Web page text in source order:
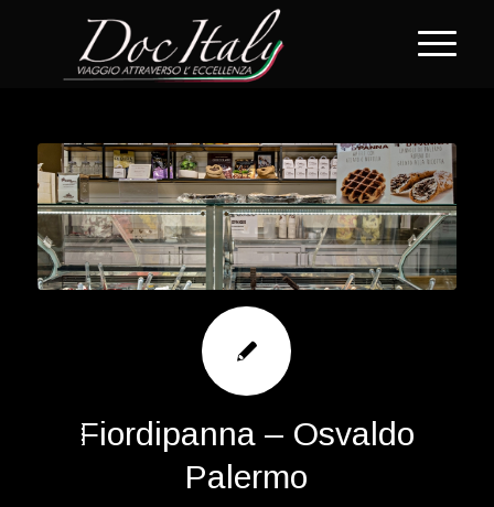
Fiordipanna – Osvaldo
Palermo